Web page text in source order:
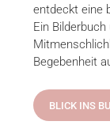
entdeckt eine
Ein
Begebenheit
BLICK INS